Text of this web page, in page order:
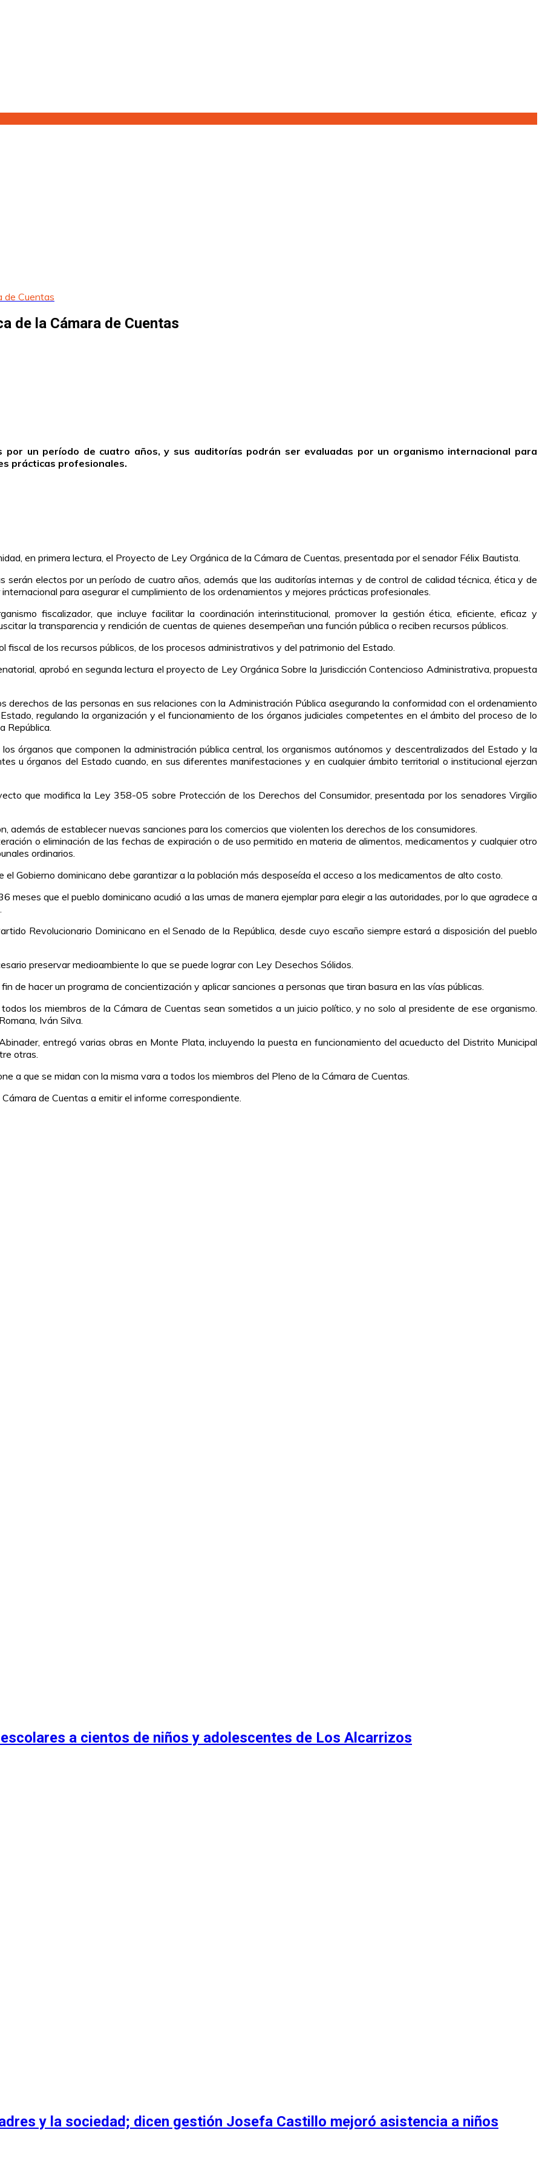
de Cuentas
de la Cámara de Cuentas
por un período de cuatro años, y sus auditorías podrán ser evaluadas por un organismo internacional para
prácticas profesionales.
en primera lectura, el Proyecto de Ley Orgánica de la Cámara de Cuentas, presentada por el senador Félix Bautista.
serán electos por un período de cuatro años, además que las auditorías internas y de control de calidad técnica, ética y de
para asegurar el cumplimiento de los ordenamientos y mejores prácticas profesionales.
fiscalizador, que incluye facilitar la coordinación interinstitucional, promover la gestión ética, eficiente, eficaz y
la transparencia y rendición de cuentas de quienes desempeñan una función pública o reciben recursos públicos.
de los recursos públicos, de los procesos administrativos y del patrimonio del Estado.
aprobó en segunda lectura el proyecto de Ley Orgánica Sobre la Jurisdicción Contencioso Administrativa, propuesta
de las personas en sus relaciones con la Administración Pública asegurando la conformidad con el ordenamiento
regulando la organización y el funcionamiento de los órganos judiciales competentes en el ámbito del proceso de lo
República.
órganos que componen la administración pública central, los organismos autónomos y descentralizados del Estado y la
u órganos del Estado cuando, en sus diferentes manifestaciones y en cualquier ámbito territorial o institucional ejerzan
que modifica la Ley 358-05 sobre Protección de los Derechos del Consumidor, presentada por los senadores Virgilio
además de establecer nuevas sanciones para los comercios que violenten los derechos de los consumidores.
o eliminación de las fechas de expiración o de uso permitido en materia de alimentos, medicamentos y cualquier otro
ordinarios.
el Gobierno dominicano debe garantizar a la población más desposeída el acceso a los medicamentos de alto costo.
meses que el pueblo dominicano acudió a las urnas de manera ejemplar para elegir a las autoridades, por lo que agradece a
Revolucionario Dominicano en el Senado de la República, desde cuyo escaño siempre estará a disposición del pueblo
preservar medioambiente lo que se puede lograr con Ley Desechos Sólidos.
de hacer un programa de concientización y aplicar sanciones a personas que tiran basura en las vías públicas.
los miembros de la Cámara de Cuentas sean sometidos a un juicio político, y no solo al presidente de ese organismo.
Iván Silva.
entregó varias obras en Monte Plata, incluyendo la puesta en funcionamiento del acueducto del Distrito Municipal
otras.
a que se midan con la misma vara a todos los miembros del Pleno de la Cámara de Cuentas.
de Cuentas a emitir el informe correspondiente.
a cientos de niños y adolescentes de Los Alcarrizos
y la sociedad; dicen gestión Josefa Castillo mejoró asistencia a niños